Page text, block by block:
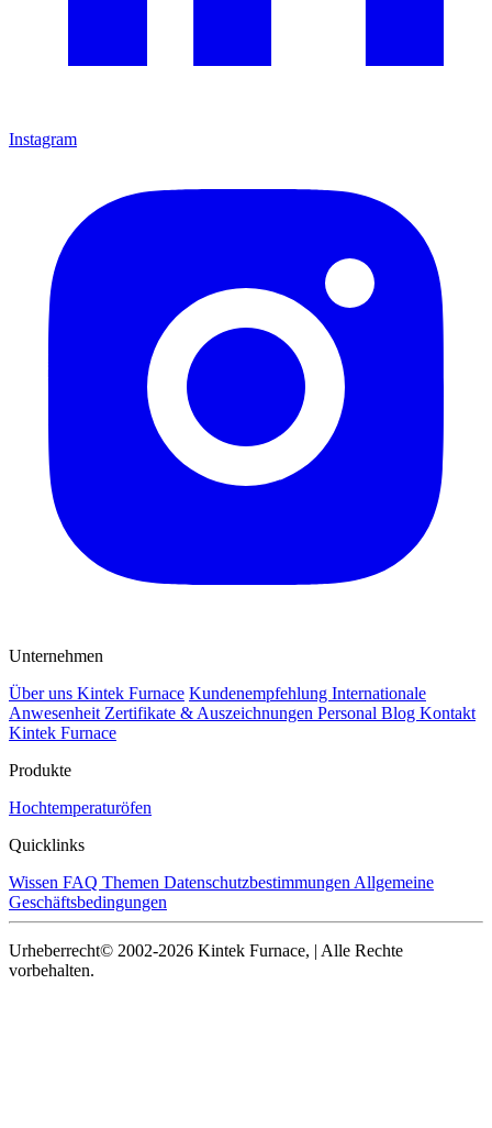
Instagram
Unternehmen
Über uns Kintek Furnace Kundenempfehlung Internationale
Anwesenheit Zertifikate & Auszeichnungen Personal Blog Kontakt
Kintek Furnace
Produkte
Hochtemperaturöfen
Quicklinks
Wissen FAQ Themen Datenschutzbestimmungen Allgemeine
Geschäftsbedingungen
Urheberrecht© 2002-2026 Kintek Furnace, | Alle Rechte
vorbehalten.